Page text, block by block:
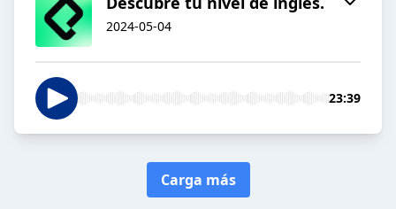
2024-05-04
23:39
Carga más